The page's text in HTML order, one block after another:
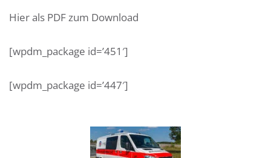
Hier als PDF zum Download
[wpdm_package id=’451′]
[wpdm_package id=’447′]